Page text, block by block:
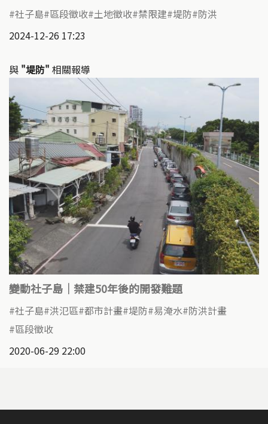
社子島 區段徵收 土地徵收 禁限建 堤防 防洪
2024-12-26 17:23
與 "堤防" 相關報導
變動社子島｜禁建50年後的開發難題
社子島 洪氾區 都市計畫 堤防 易淹水 防洪計畫
區段徵收
2020-06-29 22:00